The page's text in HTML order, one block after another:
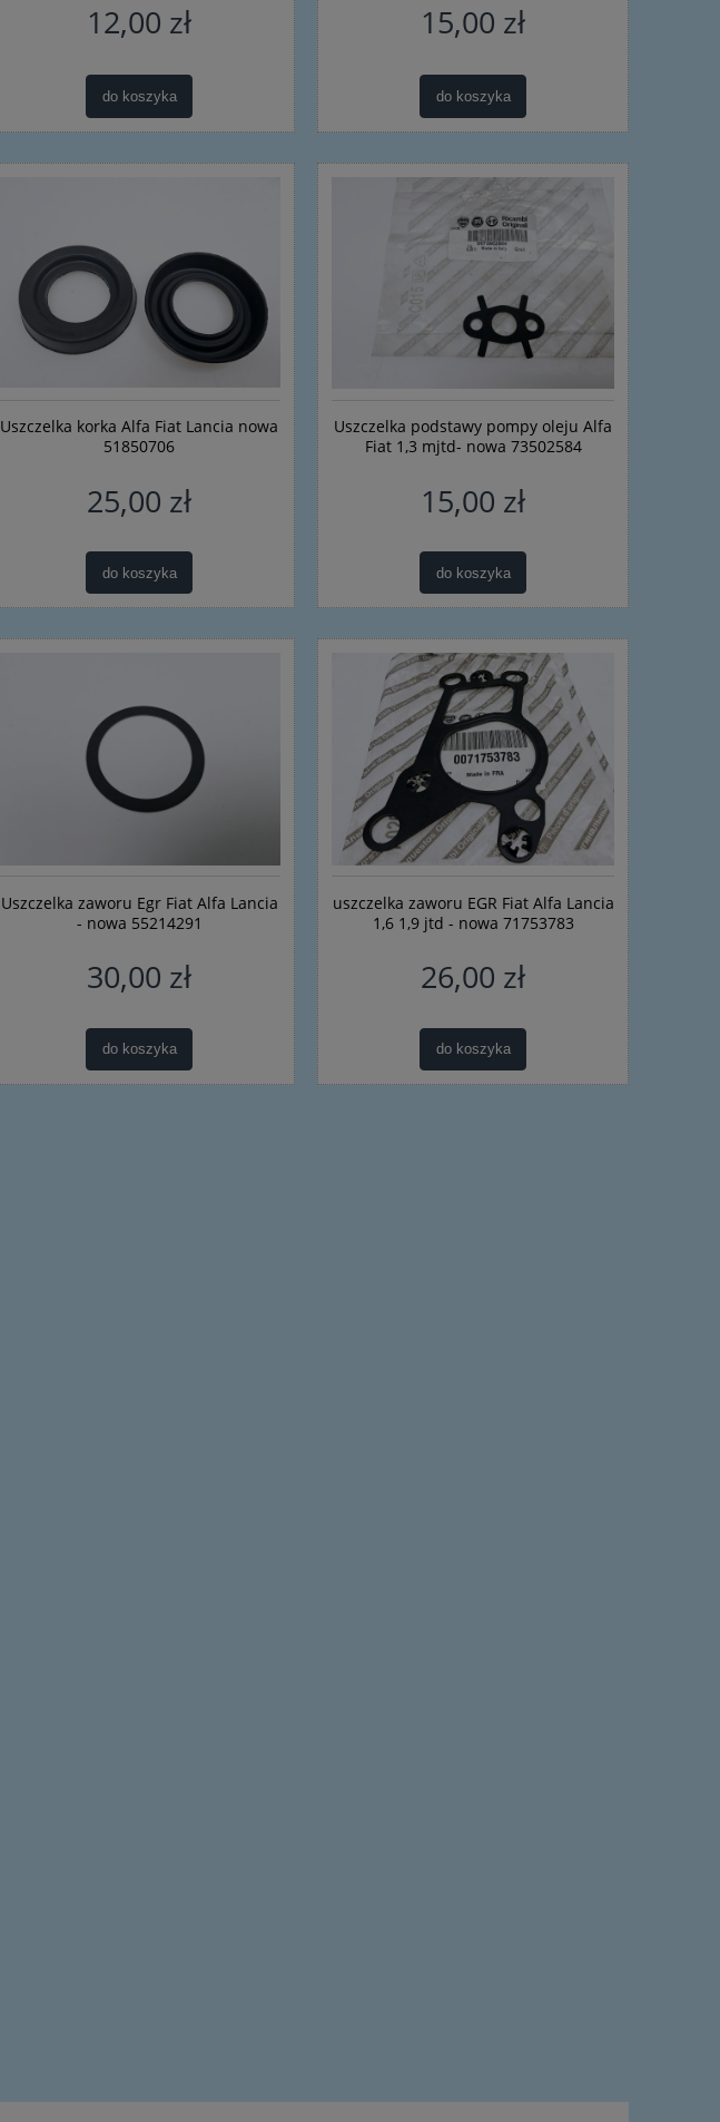
12,00 zł
do koszyka
15,00 zł
do koszyka
Uszczelka korka Alfa Fiat Lancia nowa
51850706
25,00 zł
do koszyka
Uszczelka podstawy pompy oleju Alfa
Fiat 1,3 mjtd- nowa 73502584
15,00 zł
do koszyka
Uszczelka zaworu Egr Fiat Alfa Lancia
- nowa 55214291
30,00 zł
do koszyka
uszczelka zaworu EGR Fiat Alfa Lancia
1,6 1,9 jtd - nowa 71753783
26,00 zł
do koszyka